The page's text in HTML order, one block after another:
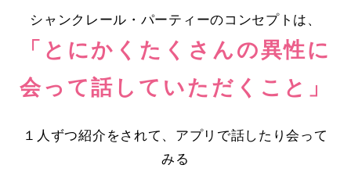
シャンクレール・パーティーのコンセプトは、
「とにかくたくさんの異性に
会って話していただくこと」
１人ずつ紹介をされて、アプリで話したり会って
みる